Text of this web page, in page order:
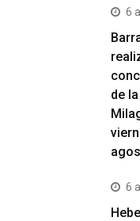
6
de
6